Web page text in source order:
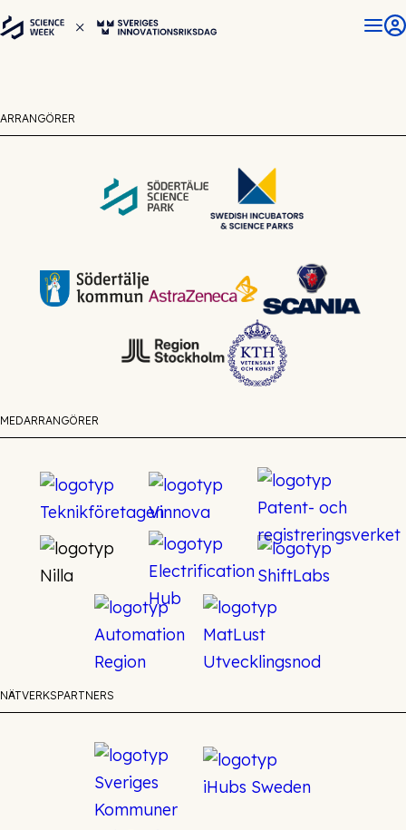
ARRANGÖRER
MEDARRANGÖRER
NÄTVERKSPARTNERS